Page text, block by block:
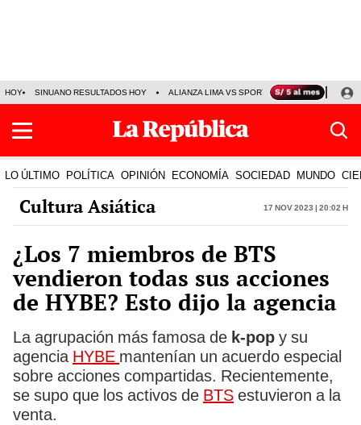
HOY SINUANO RESULTADOS HOY ALIANZA LIMA VS SPORT BOYS JORGE
LO ÚLTIMO POLÍTICA OPINIÓN ECONOMÍA SOCIEDAD MUNDO
Cultura Asiática 17 Nov 2023 | 20:02 h
¿Los 7 miembros de BTS
vendieron todas sus acciones
de HYBE? Esto dijo la agencia
La agrupación más famosa de k-pop y su
agencia HYBE mantenían un acuerdo especial
sobre acciones compartidas. Recientemente,
se supo que los activos de BTS estuvieron a la
venta.